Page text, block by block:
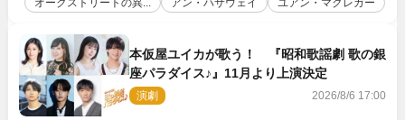
本仮屋ユイカが歌う！ 『昭和歌謡劇 歌の銀
座パラダイス♪』11月より上演決定
演劇 2026/8/6 17:00